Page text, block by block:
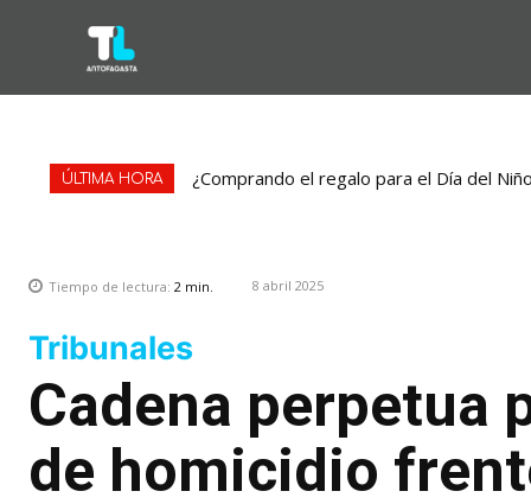
ÚLTIMA HORA ¿Comprando el regalo para el Día del
Tiempo de lectura: 2 min. 8 abril 2025
Tribunales
Cadena perpetua
de homicidio